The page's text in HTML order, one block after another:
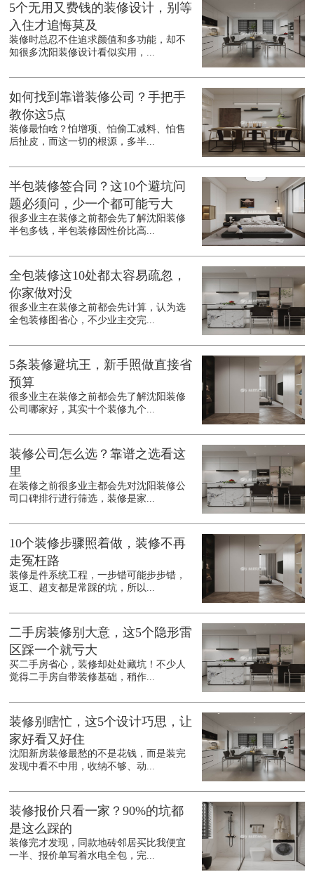
5个无用又费钱的装修设计，别等
入住才追悔莫及
装修时总忍不住追求颜值和多功能，却不
知很多沈阳装修设计看似实用，...
如何找到靠谱装修公司？手把手
教你这5点
装修最怕啥？怕增项、怕偷工减料、怕售
后扯皮，而这一切的根源，多半...
半包装修签合同？这10个避坑问
题必须问，少一个都可能亏大
很多业主在装修之前都会先了解沈阳装修
半包多钱，半包装修因性价比高...
全包装修这10处都太容易疏忽，
你家做对没
很多业主在装修之前都会先计算，认为选
全包装修图省心，不少业主交完...
5条装修避坑王，新手照做直接省
预算
很多业主在装修之前都会先了解沈阳装修
公司哪家好，其实十个装修九个...
装修公司怎么选？靠谱之选看这
里
在装修之前很多业主都会先对沈阳装修公
司口碑排行进行筛选，装修是家...
10个装修步骤照着做，装修不再
走冤枉路
装修是件系统工程，一步错可能步步错，
返工、超支都是常踩的坑，所以...
二手房装修别大意，这5个隐形雷
区踩一个就亏大
买二手房省心，装修却处处藏坑！不少人
觉得二手房自带装修基础，稍作...
装修别瞎忙，这5个设计巧思，让
家好看又好住
沈阳新房装修最愁的不是花钱，而是装完
发现中看不中用，收纳不够、动...
装修报价只看一家？90%的坑都
是这么踩的
装修完才发现，同款地砖邻居买比我便宜
一半、报价单写着水电全包，完...